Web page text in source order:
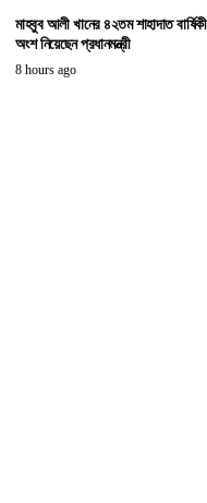
মাহবুব আলী খানের ৪২তম শাহাদাত
অংশ নিয়েছেন প্রধানমন্ত্রী
8 hours ago